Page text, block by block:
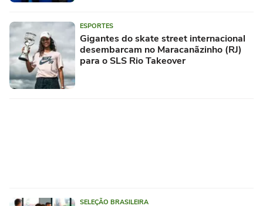
ESPORTES
Gigantes do skate street internacional
desembarcam no Maracanãzinho (RJ)
para o SLS Rio Takeover
SELEÇÃO BRASILEIRA